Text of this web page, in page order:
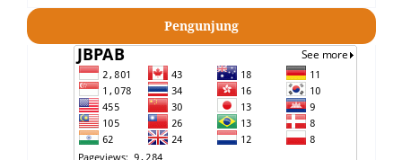
Pengunjung